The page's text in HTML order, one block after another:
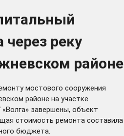
реку
районе
мостового сооружения
районе на участке
завершены, объект
стоимость ремонта составила
бюджета.